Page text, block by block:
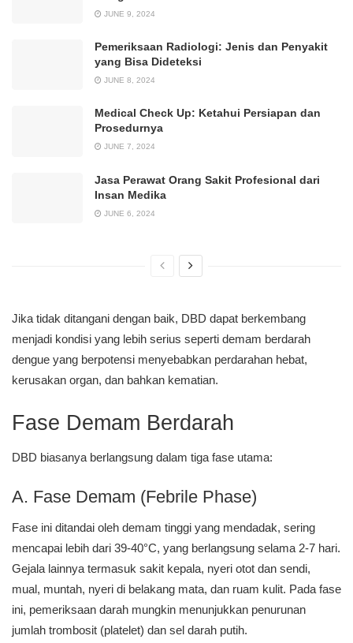
JUNE 9, 2024
Pemeriksaan Radiologi: Jenis dan Penyakit
yang Bisa Dideteksi
JUNE 8, 2024
Medical Check Up: Ketahui Persiapan dan
Prosedurnya
JUNE 7, 2024
Jasa Perawat Orang Sakit Profesional dari
Insan Medika
JUNE 6, 2024
Jika tidak ditangani dengan baik, DBD dapat berkembang
menjadi kondisi yang lebih serius seperti demam berdarah
dengue yang berpotensi menyebabkan perdarahan hebat,
kerusakan organ, dan bahkan kematian.
Fase Demam Berdarah
DBD biasanya berlangsung dalam tiga fase utama:
A. Fase Demam (Febrile Phase)
Fase ini ditandai oleh demam tinggi yang mendadak, sering
mencapai lebih dari 39-40°C, yang berlangsung selama 2-7 hari.
Gejala lainnya termasuk sakit kepala, nyeri otot dan sendi,
mual, muntah, nyeri di belakang mata, dan ruam kulit. Pada fase
ini, pemeriksaan darah mungkin menunjukkan penurunan
jumlah trombosit (platelet) dan sel darah putih.